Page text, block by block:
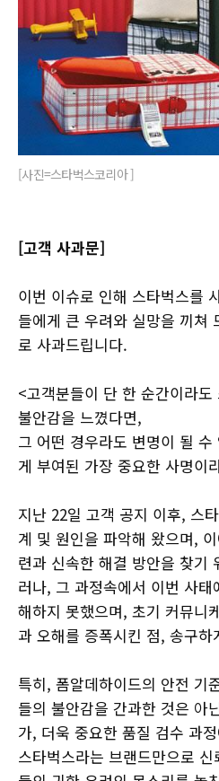
[사진=스타벅스코리아 ]
[고객 사과문]
이번 이슈로 인해 스타벅스를
들에게 큰 우려와 실망을 끼쳐
로 사과드립니다.
<고객분들이 단 한 순간이라
불안감을 느꼈다면,
그 어떤 경우라도 변명이 될
게 부여된 가장 중요한 사명이
지난 22일 고객 공지 이후, 스
계 및 원인을 파악해 왔으며,
련과 신속한 해결 방안을 찾기
러나, 그 과정속에서 이번 사
해하지 못했으며, 초기 커뮤니
과 오해를 증폭시킨 점, 송구하
특히, 폼알데하이드의 안전 기
들의 불안감을 간과한 것은 아
가, 더욱 중요한 품질 검수 과
스타벅스라는 브랜드만으로